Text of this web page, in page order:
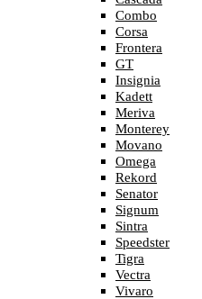
Combo
Corsa
Frontera
GT
Insignia
Kadett
Meriva
Monterey
Movano
Omega
Rekord
Senator
Signum
Sintra
Speedster
Tigra
Vectra
Vivaro